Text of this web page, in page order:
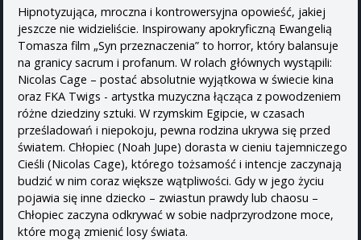
Hipnotyzująca, mroczna i kontrowersyjna opowieść, jakiej
jeszcze nie widzieliście. Inspirowany apokryficzną Ewangelią
Tomasza film „Syn przeznaczenia” to horror, który balansuje
na granicy sacrum i profanum. W rolach głównych wystąpili:
Nicolas Cage – postać absolutnie wyjątkowa w świecie kina
oraz FKA Twigs - artystka muzyczna łącząca z powodzeniem
różne dziedziny sztuki. W rzymskim Egipcie, w czasach
prześladowań i niepokoju, pewna rodzina ukrywa się przed
światem. Chłopiec (Noah Jupe) dorasta w cieniu tajemniczego
Cieśli (Nicolas Cage), którego tożsamość i intencje zaczynają
budzić w nim coraz większe wątpliwości. Gdy w jego życiu
pojawia się inne dziecko – zwiastun prawdy lub chaosu –
Chłopiec zaczyna odkrywać w sobie nadprzyrodzone moce,
które mogą zmienić losy świata.